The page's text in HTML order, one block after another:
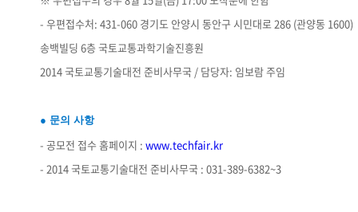
- 우편접수처: 431-060 경기도 안양시 동안구 시민대로 286 (관양동 1600)
송백빌딩 6층 국토교통과학기술진흥원
2014 국토교통기술대전 준비사무국 / 담당자: 임보람 주임
● 문의 사항
- 공모전 접수 홈페이지 : www.techfair.kr
- 2014 국토교통기술대전 준비사무국 : 031-389-6382~3